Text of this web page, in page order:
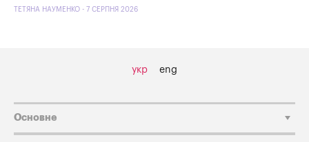
ТЕТЯНА НАУМЕНКО - 7 СЕРПНЯ 2026
укр eng
Основне